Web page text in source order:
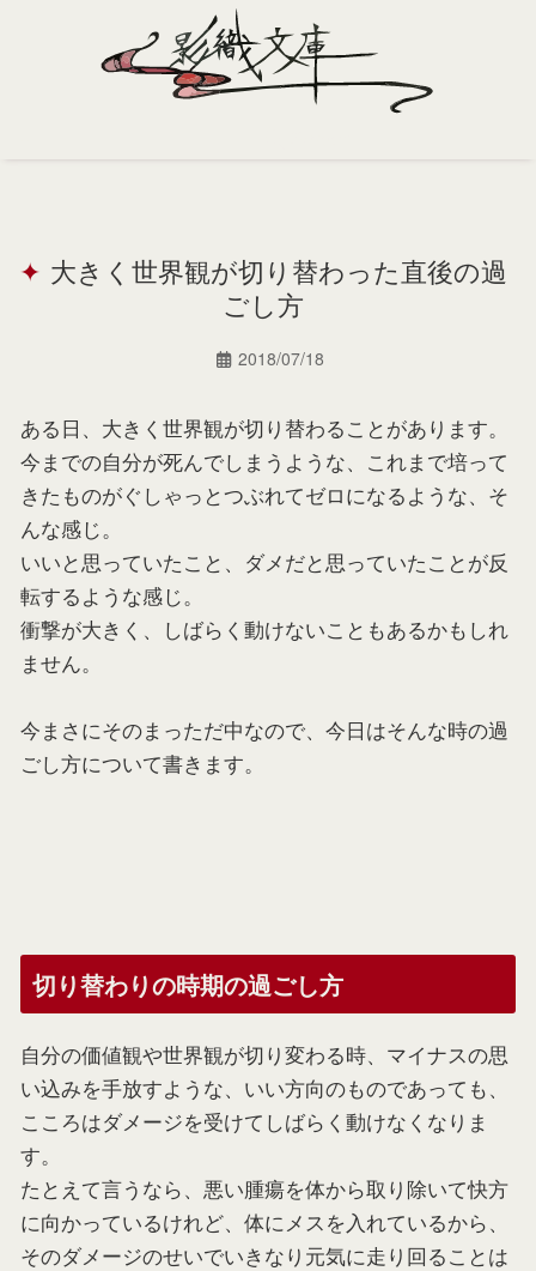
Portfolio
大きく世界観が切り替わった直後の過
ごし方
2018/07/18
ある日、大きく世界観が切り替わることがあります。
今までの自分が死んでしまうような、これまで培って
きたものがぐしゃっとつぶれてゼロになるような、そ
んな感じ。
いいと思っていたこと、ダメだと思っていたことが反
転するような感じ。
衝撃が大きく、しばらく動けないこともあるかもしれ
ません。
今まさにそのまっただ中なので、今日はそんな時の過
ごし方について書きます。
切り替わりの時期の過ごし方
自分の価値観や世界観が切り変わる時、マイナスの思
い込みを手放すような、いい方向のものであっても、
こころはダメージを受けてしばらく動けなくなりま
す。
たとえて言うなら、悪い腫瘍を体から取り除いて快方
に向かっているけれど、体にメスを入れているから、
そのダメージのせいでいきなり元気に走り回ることは